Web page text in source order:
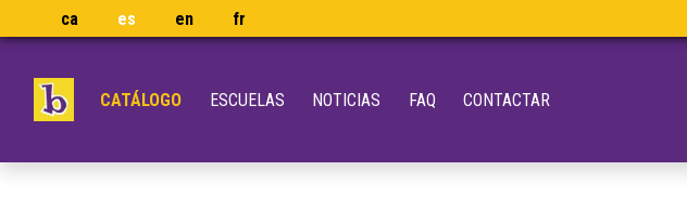
ca es en fr
CATÁLOGO ESCUELAS NOTICIAS FAQ CONTACTAR